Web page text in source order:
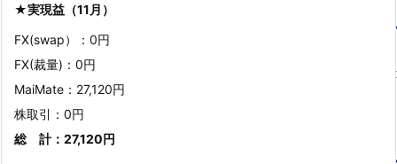
★実現益（11月）
FX(swap）：0円
FX(裁量)：0円
MaiMate：27,120円
株取引：0円
総 計：27,120円